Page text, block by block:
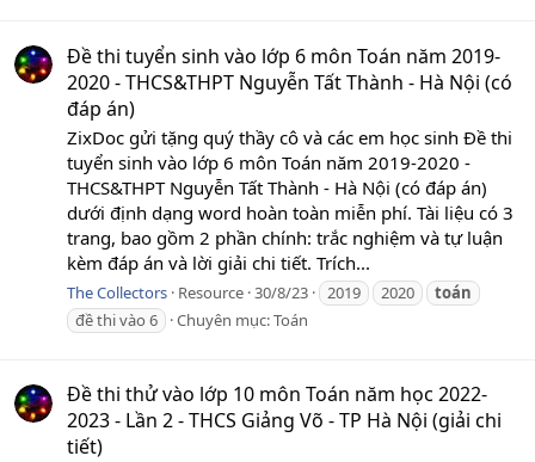
Đề thi tuyển sinh vào lớp 6 môn Toán năm 2019-
2020 - THCS&THPT Nguyễn Tất Thành - Hà Nội (có
đáp án)
ZixDoc gửi tặng quý thầy cô và các em học sinh Đề thi
tuyển sinh vào lớp 6 môn Toán năm 2019-2020 -
THCS&THPT Nguyễn Tất Thành - Hà Nội (có đáp án)
dưới định dạng word hoàn toàn miễn phí. Tài liệu có 3
trang, bao gồm 2 phần chính: trắc nghiệm và tự luận
kèm đáp án và lời giải chi tiết. Trích...
The Collectors Resource 30/8/23 2019 2020
toán
đề thi vào 6
Chuyên mục:Toán
Đề thi thử vào lớp 10 môn Toán năm học 2022-
2023 - Lần 2 - THCS Giảng Võ - TP Hà Nội (giải chi
tiết)